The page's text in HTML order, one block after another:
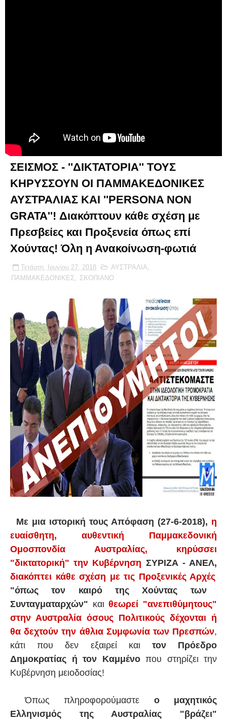
ΣΕΙΣΜΟΣ - ''ΔΙΚΤΑΤΟΡΙΑ'' ΤΟΥΣ
ΚΗΡΥΣΣΟΥΝ ΟΙ ΠΑΜΜΑΚΕΔΟΝΙΚΕΣ
ΑΥΣΤΡΑΛΙΑΣ ΚΑΙ ''PERSONA NON
GRATA''! Διακόπτουν κάθε σχέση με
Πρεσβείες και Προξενεία όπως επί
Χούντας! Όλη η Ανακοίνωση-φωτιά
Τετάρτη, Ιουνίου 27, 2018 ΑΥΣΤΡΑΛΙΑ,
ΠΑΜΜΑΚΕΔΟΝΙΚΕΣ, ΣΚΟΠΙΑΝΟ
Με μια ιστορική τους Απόφαση (27-6-2018), η
ευαίσθητη, αυθεντική Παμμακεδονική
Ομοσπονδία Αυστραλίας, κηρύσσει
"δικτατορική" την Κυβέρνηση ΣΥΡΙΖΑ - ΑΝΕΛ,
διακόπτει κάθε σχέση με τις Προξενικές Αρχές
"όπως τον καιρό της Χούντας των
Συνταγματαρχών" καιθεωρεί "ανεπιθύμητους"
στην Αυστραλία όσους Πολιτικούς δέχονται ή
θα δεχτούν την άθλια Συμφωνία των Πρεσπών,
κάτι που δεν εξαιρεί και τον Πρόεδρο
Δημοκρατίας ή τον Καμμένο που στηρίζει την
Κυβέρνηση μειοδοσίας!
Όπως πληροφορούμαστε ο μαχητικός
Ελληνισμός της Αυστραλίας "βράζει"